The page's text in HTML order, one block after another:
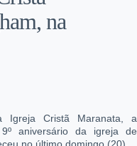
na
Cristã Maranata, a
aniversário da igreja de